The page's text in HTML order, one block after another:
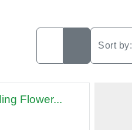
Sort by:
Flower...